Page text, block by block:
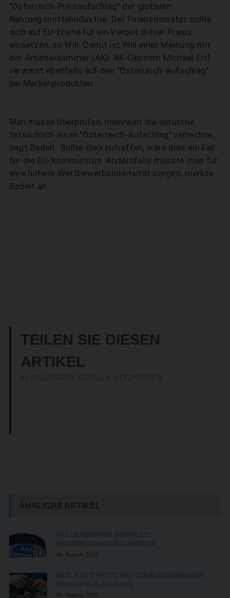
"Österreich-Preisaufschlag" der globalen
Nahrungsmittelindustrie. Der Finanzminister sollte
sich auf EU-Ebene für ein Verbot dieser Praxis
einsetzen, so Will. Damit ist Will einer Meinung mit
der Arbeiterkammer (AK): AK-Ökonom Michael Ertl
verweist ebenfalls auf den "Österreich-Aufschlag"
bei Markenprodukten.
Man müsse überprüfen, inwieweit die Industrie
tatsächlich einen "Österreich-Aufschlag" verrechne,
sagt Badelt. Sollte dies zutreffen, wäre dies ein Fall
für die EU-Kommission. Andernfalls müsste man für
eine höhere Wettbewerbsintensität sorgen, merkte
Badelt an.
TEILEN SIE DIESEN
ARTIKEL
ÄHNLICHE ARTIKEL
AMS GENEHMIGTE BISHER 550
WEITERBILDUNGSZEIT-ANTRÄGE
08. August 2026
WKÖ: JEDES VIERTE INDUSTRIEUNTERNEHMEN
ERWÄGT VERLAGERUNG
08. August 2026